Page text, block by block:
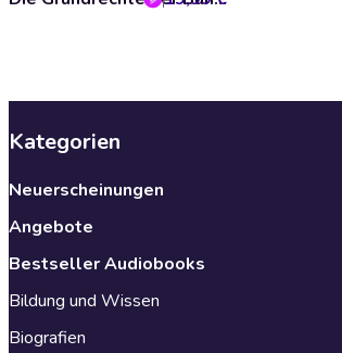
Kategorien
Neuerscheinungen
Angebote
Bestseller Audiobooks
Bildung und Wissen
Biografien